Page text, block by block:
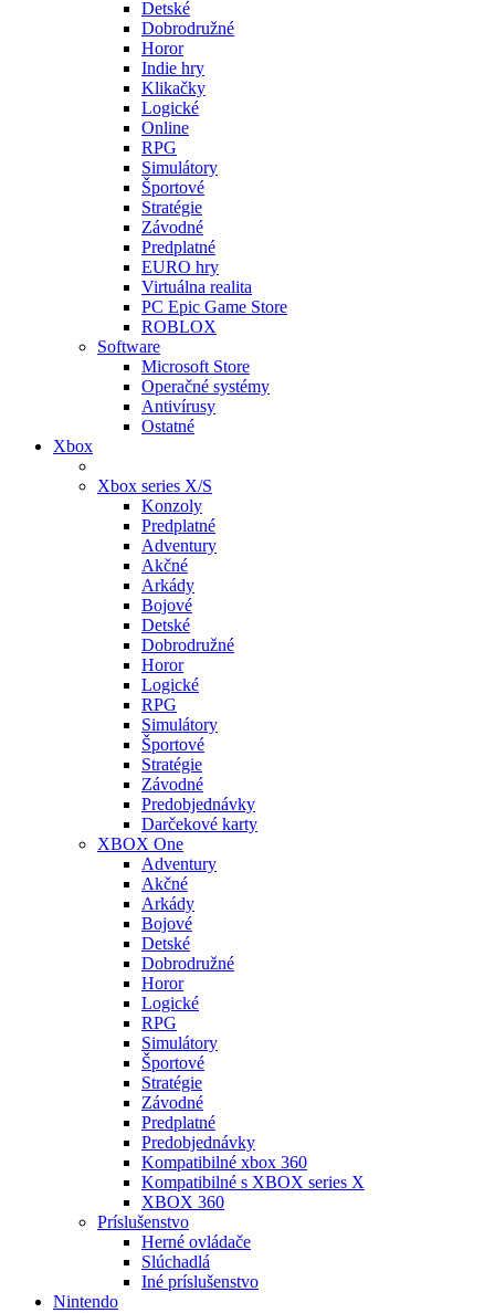
Detské
Dobrodružné
Horor
Indie hry
Klikačky
Logické
Online
RPG
Simulátory
Športové
Stratégie
Závodné
Predplatné
EURO hry
Virtuálna realita
PC Epic Game Store
ROBLOX
Software
Microsoft Store
Operačné systémy
Antivírusy
Ostatné
Xbox
Xbox series X/S
Konzoly
Predplatné
Adventury
Akčné
Arkády
Bojové
Detské
Dobrodružné
Horor
Logické
RPG
Simulátory
Športové
Stratégie
Závodné
Predobjednávky
Darčekové karty
XBOX One
Adventury
Akčné
Arkády
Bojové
Detské
Dobrodružné
Horor
Logické
RPG
Simulátory
Športové
Stratégie
Závodné
Predplatné
Predobjednávky
Kompatibilné xbox 360
Kompatibilné s XBOX series X
XBOX 360
Príslušenstvo
Herné ovládače
Slúchadlá
Iné príslušenstvo
Nintendo